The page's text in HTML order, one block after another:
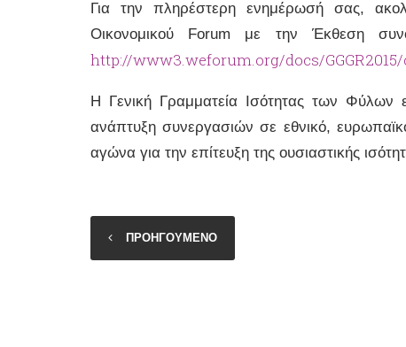
Για την πληρέστερη ενημέρωσή σας,
Οικονομικού Forum με την Έκθεση
http://www3.weforum.org/docs/
Η Γενική Γραμματεία Ισότητας των Φύλων
ανάπτυξη συνεργασιών σε εθνικό,
αγώνα για την επίτευξη της ουσιαστικής
ΠΡΟΗΓΟΥΜΕΝΟ